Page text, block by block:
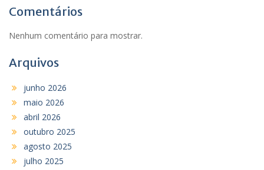
Comentários
Nenhum comentário para mostrar.
Arquivos
junho 2026
maio 2026
abril 2026
outubro 2025
agosto 2025
julho 2025